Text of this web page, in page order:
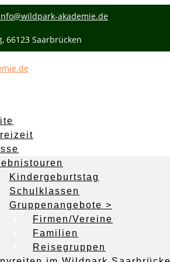
akademie.de
66123 Saarbrücken
Kindergeburtstag
Schulklassen
Gruppenangebote >
Firmen/Vereine
Familien
Reisegruppen